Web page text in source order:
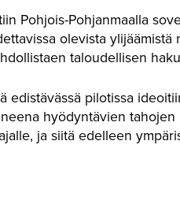
Pohjois-Pohjanmaalla
olevista
taloudellisen
edistävässä pilotissa
hyödyntävien
ja siitä edelleen